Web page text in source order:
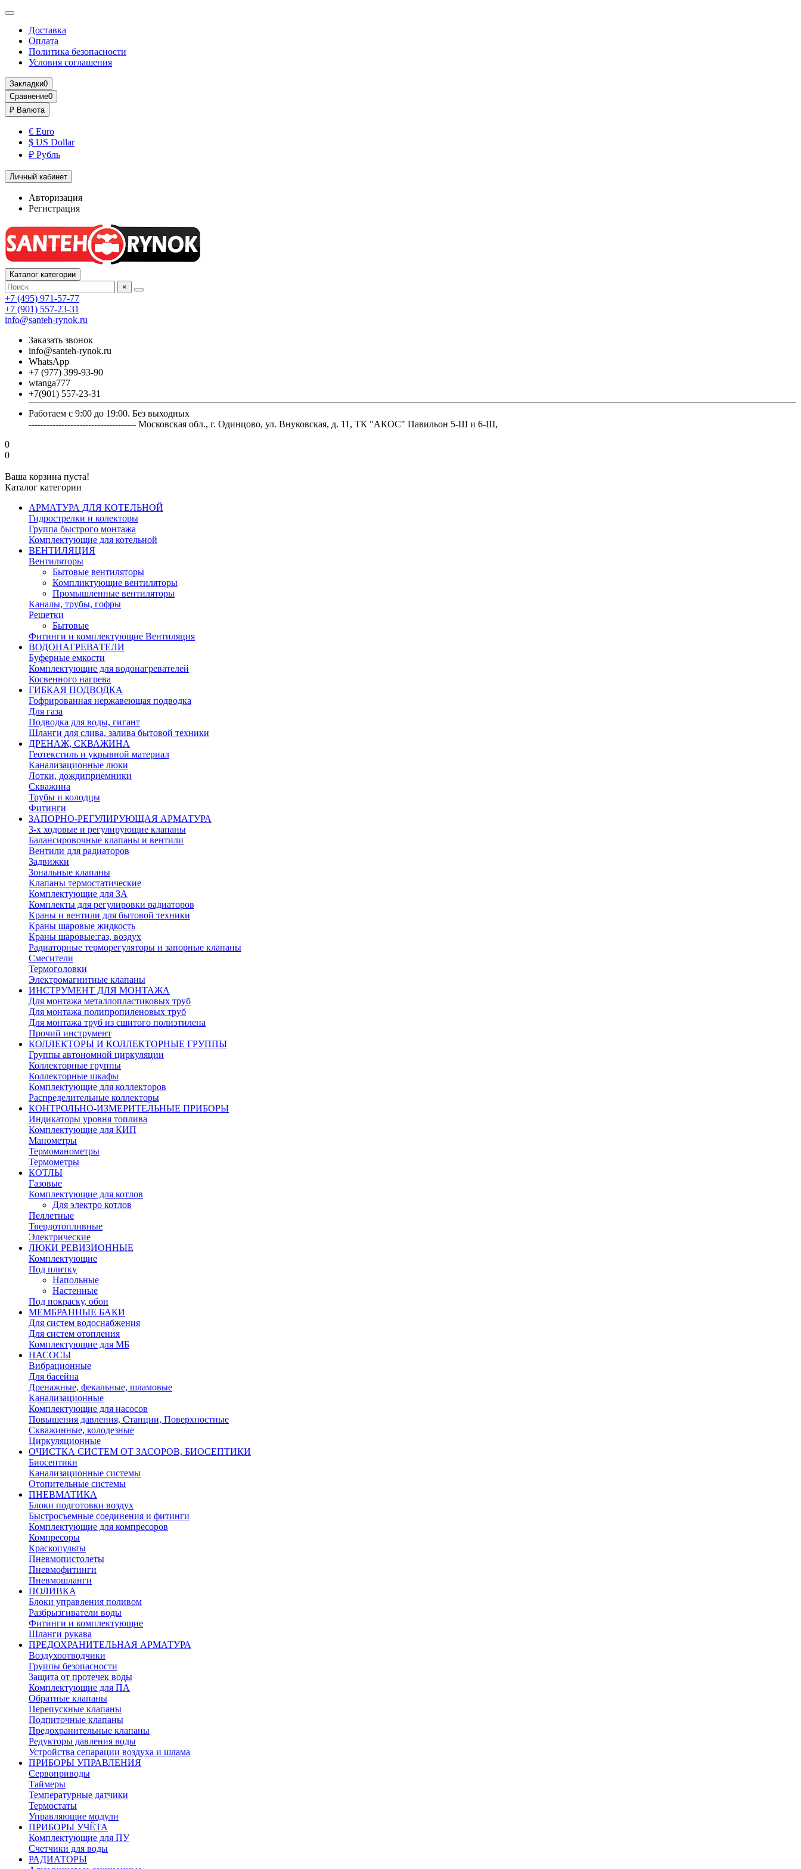
Доставка
Оплата
Политика безопасности
Условия соглашения
Закладки0
Сравнение0
₽ Валюта
€ Euro
$ US Dollar
₽ Рубль
Личный кабинет
Авторизация
Регистрация
Каталог категории
×
+7 (495) 971-57-77
+7 (901) 557-23-31
info@santeh-rynok.ru
Заказать звонок
info@santeh-rynok.ru
WhatsApp
+7 (977) 399-93-90
wtanga777
+7(901) 557-23-31
Работаем с 9:00 до 19:00. Без выходных
------------------------------------ Московская обл., г. Одинцово, ул. Внуковская, д. 11, ТК "АКОС" Павильон 5-Ш и 6-Ш,
0
0
Ваша корзина пуста!
Каталог категории
АРМАТУРА ДЛЯ КОТЕЛЬНОЙ
Гидрострелки и колекторы
Группа быстрого монтажа
Комплектующие для котельной
ВЕНТИЛЯЦИЯ
Вентиляторы
Бытовые вентиляторы
Компликтующие вентиляторы
Промышленные вентиляторы
Каналы, трубы, гофры
Решетки
Бытовые
Фитинги и комплектующие Вентиляция
ВОДОНАГРЕВАТЕЛИ
Буферные емкости
Комплектующие для водонагревателей
Косвенного нагрева
ГИБКАЯ ПОДВОДКА
Гофрированная нержавеющая подводка
Для газа
Подводка для воды, гигант
Шланги для слива, залива бытовой техники
ДРЕНАЖ, СКВАЖИНА
Геотекстиль и укрывной материал
Канализационные люки
Лотки, дождиприемники
Скважина
Трубы и колодцы
Фитинги
ЗАПОРНО-РЕГУЛИРУЮЩАЯ АРМАТУРА
3-х ходовые и регулирующие клапаны
Балансировочные клапаны и вентили
Вентили для радиаторов
Задвижки
Зональные клапаны
Клапаны термостатические
Комплектующие для ЗА
Комплекты для регулировки радиаторов
Краны и вентили для бытовой техники
Краны шаровые жидкость
Краны шаровые:газ, воздух
Радиаторные терморегуляторы и запорные клапаны
Смесители
Термоголовки
Электромагнитные клапаны
ИНСТРУМЕНТ ДЛЯ МОНТАЖА
Для монтажа металлопластиковых труб
Для монтажа полипропиленовых труб
Для монтажа труб из сшитого полиэтилена
Прочий инструмент
КОЛЛЕКТОРЫ И КОЛЛЕКТОРНЫЕ ГРУППЫ
Группы автономной циркуляции
Коллекторные группы
Коллекторные шкафы
Комплектующие для коллекторов
Распределительные коллекторы
КОНТРОЛЬНО-ИЗМЕРИТЕЛЬНЫЕ ПРИБОРЫ
Индикаторы уровня топлива
Комплектующие для КИП
Манометры
Термоманометры
Термометры
КОТЛЫ
Газовые
Комплектующие для котлов
Для электро котлов
Пеллетные
Твердотопливные
Электрические
ЛЮКИ РЕВИЗИОННЫЕ
Комплектующие
Под плитку
Напольные
Настенные
Под покраску, обои
МЕМБРАННЫЕ БАКИ
Для систем водоснабжения
Для систем отопления
Комплектующие для МБ
НАСОСЫ
Вибрационные
Для басейна
Дренажные, фекальные, шламовые
Канализационные
Комплектующие для насосов
Повышения давления, Станции, Поверхностные
Скважинные, колодезные
Циркуляционные
ОЧИСТКА СИСТЕМ ОТ ЗАСОРОВ, БИОСЕПТИКИ
Биосептики
Канализационные системы
Отопительные системы
ПНЕВМАТИКА
Блоки подготовки воздух
Быстросъемные соединения и фитинги
Комплектующие для компресоров
Компресоры
Краскопульты
Пневмопистолеты
Пневмофитинги
Пневмошланги
ПОЛИВКА
Блоки управления поливом
Разбрызгиватели воды
Фитинги и комплектующие
Шланги рукава
ПРЕДОХРАНИТЕЛЬНАЯ АРМАТУРА
Воздухоотводчики
Группы безопасности
Защита от протечек воды
Комплектующие для ПА
Обратные клапаны
Перепускные клапаны
Подпиточные клапаны
Предохранительные клапаны
Редукторы давления воды
Устройства сепарации воздуха и шлама
ПРИБОРЫ УПРАВЛЕНИЯ
Сервоприводы
Таймеры
Температурные датчики
Термостаты
Управляющие модули
ПРИБОРЫ УЧЁТА
Комплектующие для ПУ
Счетчики для воды
РАДИАТОРЫ